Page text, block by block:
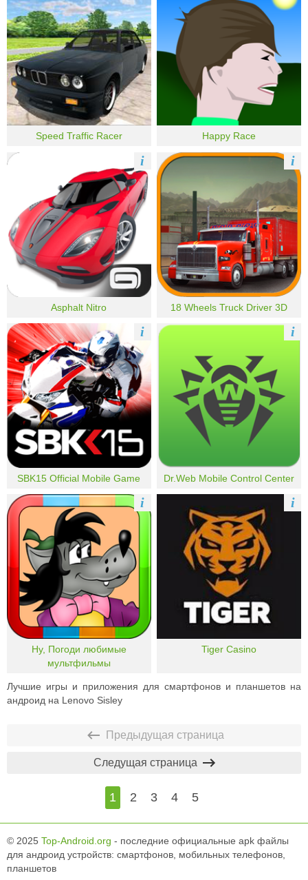
Speed Traffic Racer Happy Race
Asphalt Nitro
i
18 Wheels Truck Driver 3D
i
SBK15 Official Mobile Game
i
Dr.Web Mobile Control Center
i
Ну, Погоди любимые
мультфильмы
i
Tiger Casino
i
Лучшие игры и приложения для смартфонов и планшетов на
андроид на Lenovo Sisley
Предыдущая страница
1 2 3 4 5
Следущая страница
© 2025 Top-Android.org - последние официальные apk файлы
для андроид устройств: смартфонов, мобильных телефонов,
планшетов